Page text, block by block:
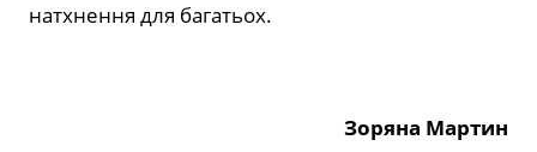
натхнення для багатьох.
Зоряна Мартин